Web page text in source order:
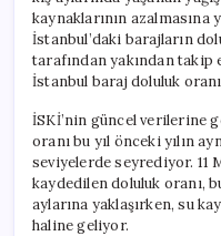
kaynaklarının azalmasına
İstanbul’daki barajların
tarafından yakından takip
İstanbul baraj doluluk
İSKİ’nin güncel verilerine
oranı bu yıl önceki yılın
seviyelerde seyrediyor. 11
kaydedilen doluluk oranı,
aylarına yaklaşırken, su
haline geliyor.